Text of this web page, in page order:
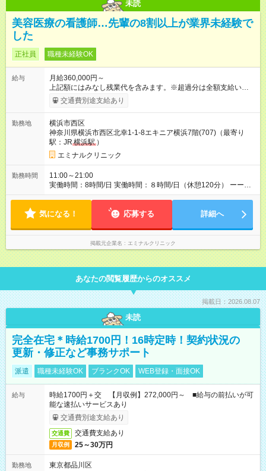
未読
美容医療の看護師…先輩の8割以上が業界未経験で
した
正社員 職種未経験OK
給与
月給360,000円～
上記額にはみなし残業代を含みます。※超過分は全額支給いたし
ます。 みなし残業代 46,900円／月 みなし残業時間 23時間／月
【試用期間】試用期間あり 試用期間の長さ：6ヶ月 ※ 雇用形態
採用（契約社員） 給与：月給 340,000円 ～ 340,000円 上記額に
はみなし残業代を含みます。※超過分は全額支給いたします。
みなし残業代 46,900円／月 みなし残業時間 23時間／月
交通費別途支給あり
勤務地
横浜市西区
神奈川県横浜市西区北幸1-1-8エキニア横浜7階(707)（最寄り
駅：JR 横浜駅 ）
エミナルクリニック
勤務時間
11:00～21:00
実働時間：8時間/日 実働時間：８時間/日（休憩120分） ーーー
ーーーーーーー ◆残業少なめ＆通勤も楽々◆ ーーーーーーーー
シュを避けて通勤できるため快適♪ ーーーーーーーーーー ◆夜勤
勤や当直はありません♪
気になる！ 応募する 詳細へ
掲載元企業名 エミナルクリニック
あなたの閲覧履歴からのオススメ
掲載日：2026.08.07
未読
完全在宅＊時給1700円！16時定時！契約状況の
更新・修正など事務サポート
派遣 職種未経験OK ブランクOK WEB登録・面接OK
給与
時給1700円＋交 【月収例】272,000円～ ■給与の前払いが可
能な速払いサービスあり
交通費別途支給あり
交通費 交通費支給あり
月収例 25～30万円
勤務地
東京都品川区